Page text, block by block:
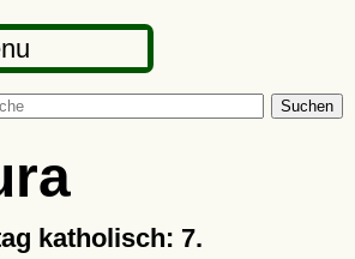
Suchen
katholisch: 7.